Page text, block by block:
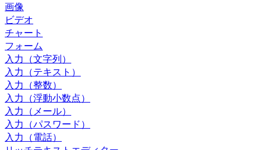
画像
ビデオ
チャート
フォーム
入力（文字列）
入力（テキスト）
入力（整数）
入力（浮動小数点）
入力（メール）
入力（パスワード）
入力（電話）